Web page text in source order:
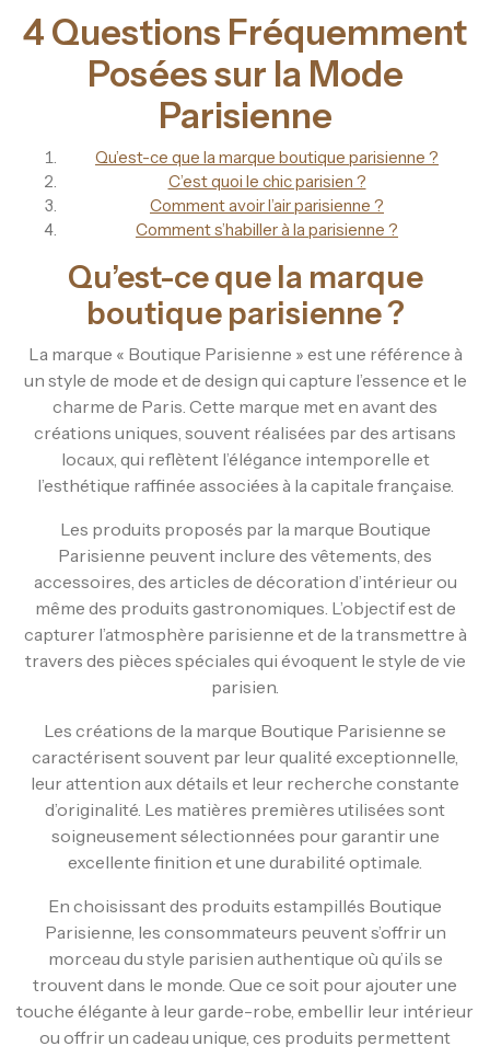
4 Questions Fréquemment
Posées sur la Mode
Parisienne
Qu’est-ce que la marque boutique parisienne ?
C’est quoi le chic parisien ?
Comment avoir l’air parisienne ?
Comment s’habiller à la parisienne ?
Qu’est-ce que la marque
boutique parisienne ?
La marque « Boutique Parisienne » est une référence à
un style de mode et de design qui capture l’essence et le
charme de Paris. Cette marque met en avant des
créations uniques, souvent réalisées par des artisans
locaux, qui reflètent l’élégance intemporelle et
l’esthétique raffinée associées à la capitale française.
Les produits proposés par la marque Boutique
Parisienne peuvent inclure des vêtements, des
accessoires, des articles de décoration d’intérieur ou
même des produits gastronomiques. L’objectif est de
capturer l’atmosphère parisienne et de la transmettre à
travers des pièces spéciales qui évoquent le style de vie
parisien.
Les créations de la marque Boutique Parisienne se
caractérisent souvent par leur qualité exceptionnelle,
leur attention aux détails et leur recherche constante
d’originalité. Les matières premières utilisées sont
soigneusement sélectionnées pour garantir une
excellente finition et une durabilité optimale.
En choisissant des produits estampillés Boutique
Parisienne, les consommateurs peuvent s’offrir un
morceau du style parisien authentique où qu’ils se
trouvent dans le monde. Que ce soit pour ajouter une
touche élégante à leur garde-robe, embellir leur intérieur
ou offrir un cadeau unique, ces produits permettent